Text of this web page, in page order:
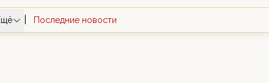
Последние новости